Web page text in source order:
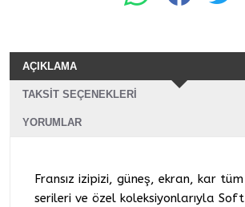
AÇIKLAMA
TAKSIT SEÇENEKLERI
YORUMLAR
Fransız izipizi, güneş, ekran, kar
serileri ve özel koleksiyonlarıyla